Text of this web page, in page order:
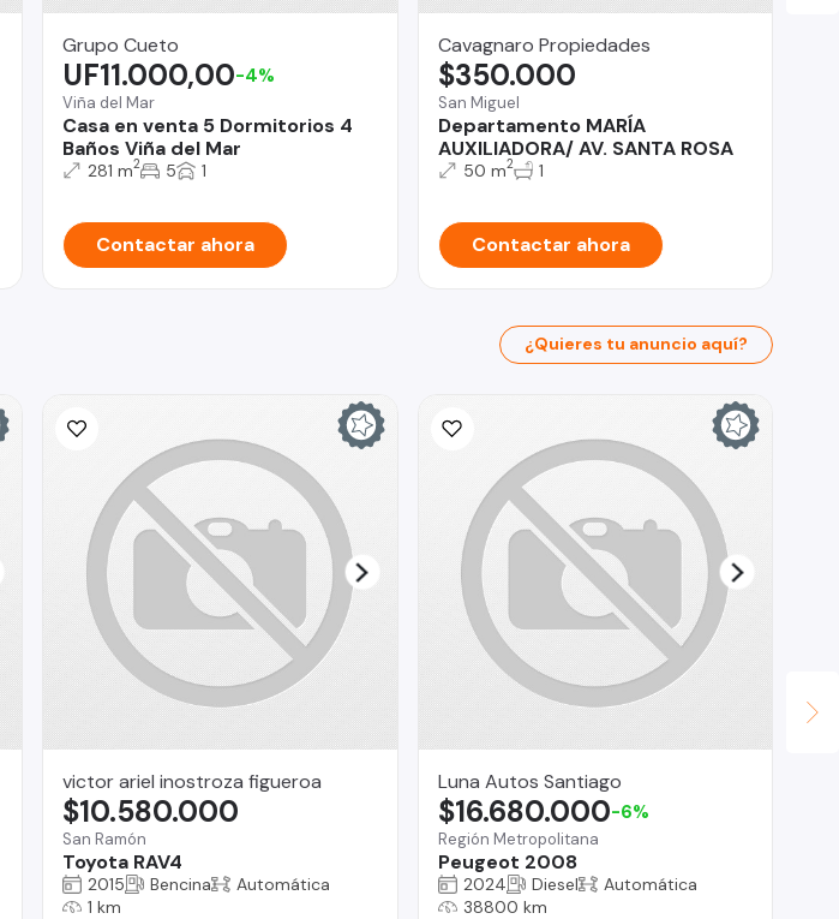
Grupo Cueto
Viña del Mar
Casa en venta 5 Dormitorios 4
Baños Viña del Mar
UF11.000,00-4%
281 m2 5 1
Contactar ahora
Cavagnaro Propiedades
San Miguel
Departamento MARÍA
AUXILIADORA/ AV. SANTA ROSA
$350.000
50 m2 1
Contactar ahora
¿Quieres tu anuncio aquí?
victor ariel inostroza figueroa
San Ramón
Toyota RAV4
$10.580.000
2015 Bencina
Automática
1 km
Luna Autos Santiago
Región Metropolitana
Peugeot 2008
$16.680.000-6%
2024 Diesel
Automática
38800 km
La